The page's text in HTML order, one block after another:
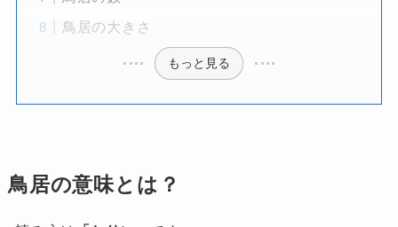
鳥居の大きさ
もっと見る
鳥居の意味とは？